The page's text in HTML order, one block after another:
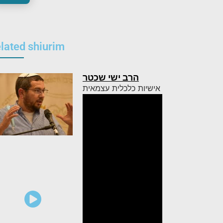
shiurim
הרב ישי שכטר
אישיות כלכלית עצמאית